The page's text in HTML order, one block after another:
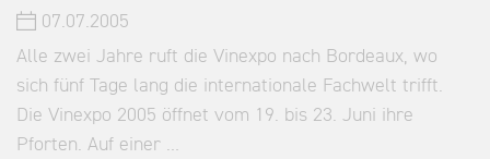
07.07.2005
Alle zwei Jahre ruft die Vinexpo nach Bordeaux, wo
sich fünf Tage lang die internationale Fachwelt trifft.
Die Vinexpo 2005 öffnet vom 19. bis 23. Juni ihre
Pforten. Auf einer …